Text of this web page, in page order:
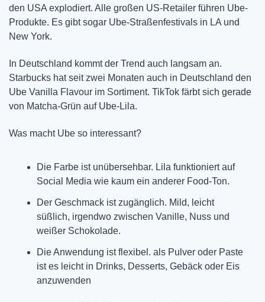
den USA explodiert. Alle großen US-Retailer führen Ube-
Produkte. Es gibt sogar Ube-Straßenfestivals in LA und
New York.
In Deutschland kommt der Trend auch langsam an.
Starbucks hat seit zwei Monaten auch in Deutschland den
Ube Vanilla Flavour im Sortiment. TikTok färbt sich gerade
von Matcha-Grün auf Ube-Lila.
Was macht Ube so interessant?
Die Farbe ist unübersehbar. Lila funktioniert auf
Social Media wie kaum ein anderer Food-Ton.
Der Geschmack ist zugänglich. Mild, leicht
süßlich, irgendwo zwischen Vanille, Nuss und
weißer Schokolade.
Die Anwendung ist flexibel. als Pulver oder Paste
ist es leicht in Drinks, Desserts, Gebäck oder Eis
anzuwenden